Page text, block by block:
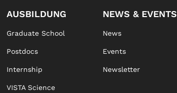
AUSBILDUNG
Graduate School
Postdocs
Internship
VISTA Science
NEWS & EVENTS
News
Events
Newsletter